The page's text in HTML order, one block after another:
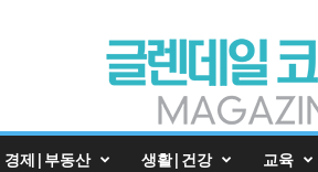
경제|부동산 생활|건강 교육